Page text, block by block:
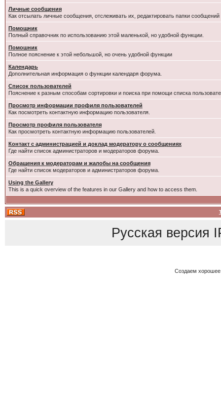
Личные сообщения
Как отсылать личные сообщения, отслеживать их, редактировать папки
Помощник
Полный справочник по использованию этой маленькой, но удобной функции.
Помошник
Полное пояснение к этой небольшой, но очень удобной функции
Календарь
Дополнительная информация о функции календаря форума.
Список пользователей
Пояснение к разным способам сортировки и поиска при помощи списка
Просмотр информации профиля пользователей
Как посмотреть контактную информацию пользователя.
Просмотр профиля пользователя
Как просмотреть контактную информацию пользователей.
Контакт с администрацией и доклад модератору о сообщениях
Где найти список администраторов и модераторов форума.
Обращения к модераторам и жалобы на сообщения
Где найти список модераторов и администраторов форума.
Using the Gallery
This is a quick overview of the features in our Gallery and how to access them.
Русская версия
Создаем